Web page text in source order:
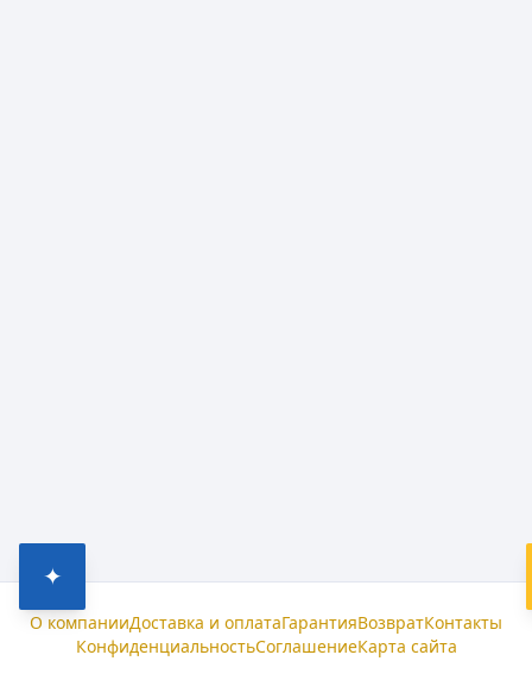
✦
О компанииДоставка и оплатаГарантияВозвратКонтакты
КонфиденциальностьСоглашениеКарта сайта